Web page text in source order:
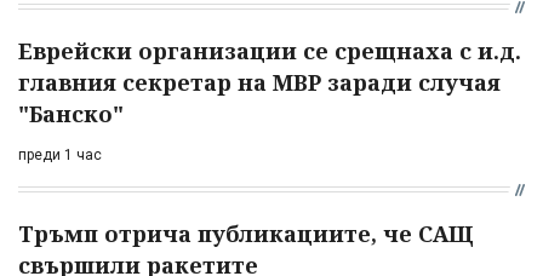
Еврейски организации се срещнаха с и.д.
главния секретар на МВР заради случая
"Банско"
преди 1 час
Тръмп отрича публикациите, че САЩ
свършили ракетите